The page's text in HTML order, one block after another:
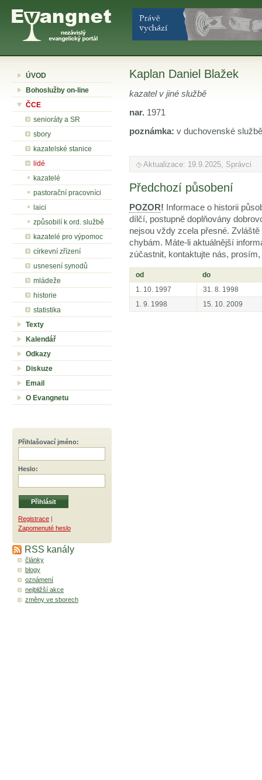
ÚVOD
Bohoslužby on-line
ČCE
senioráty a SR
sbory
kazatelské stanice
lidé
kazatelé
pastorační pracovníci
laici
způsobilí k ord. službě
kazatelé pro výpomoc
církevní zřízení
usnesení synodů
mládeže
historie
statistika
Texty
Kalendář
Odkazy
Diskuze
Email
O Evangnetu
Přihlašovací jméno:
Heslo:
Registrace |
Zapomenuté heslo
RSS kanály
články
blogy
oznámení
nejbližší akce
změny ve sborech
Kaplan Daniel Blažek
kazatel v jiné službě
nar. 1971
poznámka: v duchovenské
Aktualizace: 19.9.2025, Správci
Předchozí působení
POZOR! Informace o historii
dílčí, postupně doplňovány
nejsou vždy zcela přesné.
chybám. Máte-li aktuálnější
zúčastnit, kontaktujte nás,
od
do
1. 10. 1997
31. 8. 1998
1. 9. 1998
15. 10. 2009